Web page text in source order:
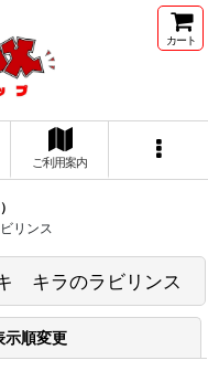
カート
ご利用案内
リンス
キラのラビリンス
示順変更